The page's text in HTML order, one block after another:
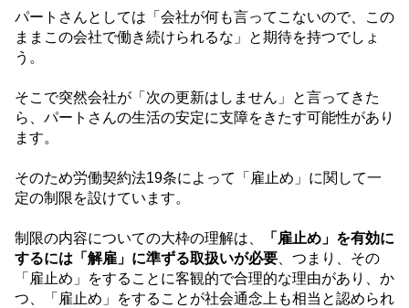
パートさんとしては「会社が何も言ってこないので、この
ままこの会社で働き続けられるな」と期待を持つでしょ
う。
そこで突然会社が「次の更新はしません」と言ってきた
ら、パートさんの生活の安定に支障をきたす可能性があり
ます。
そのため労働契約法19条によって「雇止め」に関して一
定の制限を設けています。
制限の内容についての大枠の理解は、
「雇止め」を有効に
するには「解雇」に準ずる取扱いが必要 、つまり、その
「雇止め」をすることに客観的で合理的な理由があり、か
つ、「雇止め」をすることが社会通念上も相当と認められ